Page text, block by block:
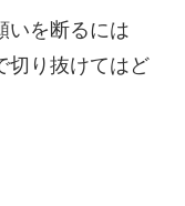
いを断るには
切り抜けてはど